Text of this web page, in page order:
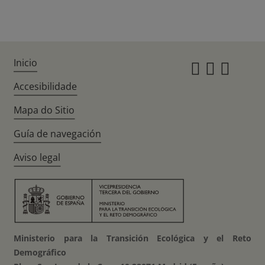
Inicio
Accesibilidade
Mapa do Sitio
Guía de navegación
Aviso legal
Ministerio para la Transición Ecológica y el Reto
Demográfico